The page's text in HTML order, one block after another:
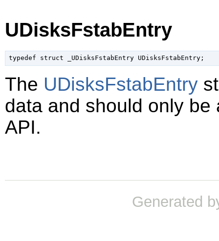
UDisksFstabEntry
typedef struct _UDisksFstabEntry UDisksFstabEntry;
The UDisksFstabEntry
data and should only
API.
Generated